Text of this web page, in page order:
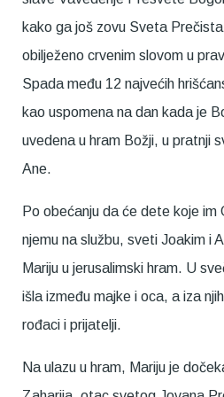
kako ga još zovu Sveta
obilježeno crvenim slovom u
Spada među 12 najvećih
kao uspomena na dan kada je
uvedena u hram Božji, u pratnji
Ane.
Po obećanju da će dete koje
njemu na službu, sveti Joakim i
Mariju u jerusalimski hram. U
išla između majke i oca, a iza
rođaci i prijatelji.
Na ulazu u hram, Mariju je